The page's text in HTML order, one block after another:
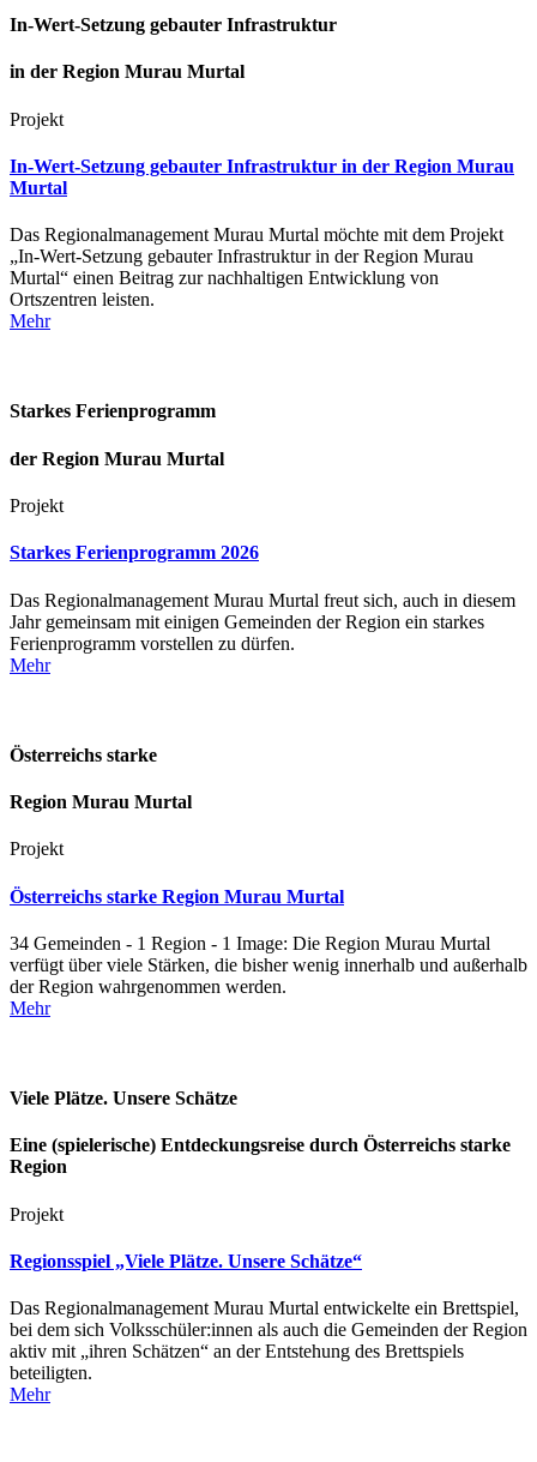
In-Wert-Setzung gebauter Infrastruktur
in der Region Murau Murtal
Projekt
In-Wert-Setzung gebauter Infrastruktur in der Region Murau
Murtal
Das Regionalmanagement Murau Murtal möchte mit dem Projekt
„In-Wert-Setzung gebauter Infrastruktur in der Region Murau
Murtal“ einen Beitrag zur nachhaltigen Entwicklung von
Ortszentren leisten.
Mehr
Starkes Ferienprogramm
der Region Murau Murtal
Projekt
Starkes Ferienprogramm 2026
Das Regionalmanagement Murau Murtal freut sich, auch in diesem
Jahr gemeinsam mit einigen Gemeinden der Region ein starkes
Ferienprogramm vorstellen zu dürfen.
Mehr
Österreichs starke
Region Murau Murtal
Projekt
Österreichs starke Region Murau Murtal
34 Gemeinden - 1 Region - 1 Image: Die Region Murau Murtal
verfügt über viele Stärken, die bisher wenig innerhalb und außerhalb
der Region wahrgenommen werden.
Mehr
Viele Plätze. Unsere Schätze
Eine (spielerische) Entdeckungsreise durch Österreichs starke
Region
Projekt
Regionsspiel „Viele Plätze. Unsere Schätze“
Das Regionalmanagement Murau Murtal entwickelte ein Brettspiel,
bei dem sich Volksschüler:innen als auch die Gemeinden der Region
aktiv mit „ihren Schätzen“ an der Entstehung des Brettspiels
beteiligten.
Mehr